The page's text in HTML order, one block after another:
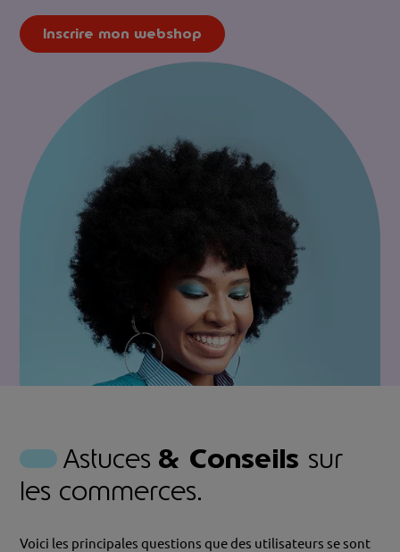
Inscrire mon webshop
Astuces& Conseils sur
les commerces.
Voici les principales questions que des utilisateurs se sont